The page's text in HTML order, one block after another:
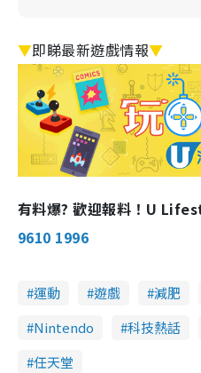
▼即睇最新遊戲情報▼
有料爆? 歡迎報料！U
9610 1996
運動 遊戲 減肥
Nintendo
科技熱話
任天堂